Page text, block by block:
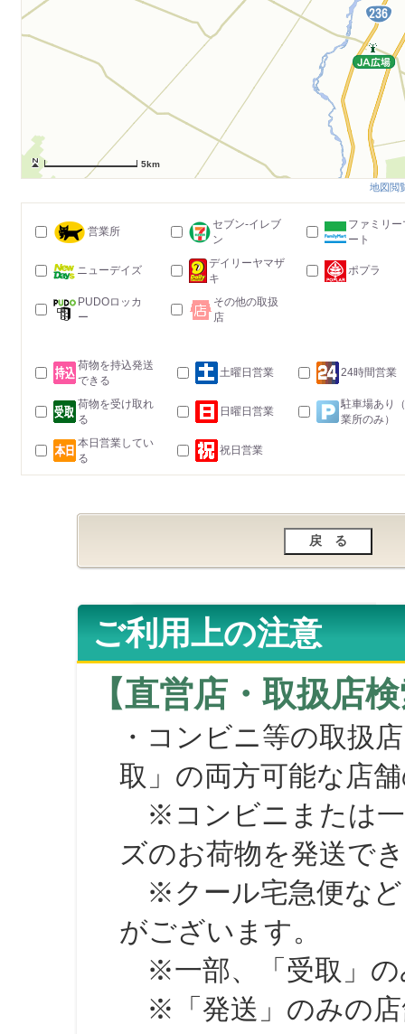
5km
地図閲
営業所
セブン-イレブ
ン
ファミリー
ート
ニューデイズ
デイリーヤマザ
キ
ポプラ
PUDOロッカ
ー
その他の取扱
店
荷物を持込発送
できる
土曜日営業 24時間営業
荷物を受け取れ
る
日曜日営業
駐車場あり
業所のみ）
本日営業してい
る
祝日営業
ご利用上の注意
【直営店・取扱店
・コンビニ等の取扱
取」の両方可能な店
※コンビニまたは一
ズのお荷物を発送で
※クール宅急便など
がございます。
※一部、「受取」の
※「発送」のみの店